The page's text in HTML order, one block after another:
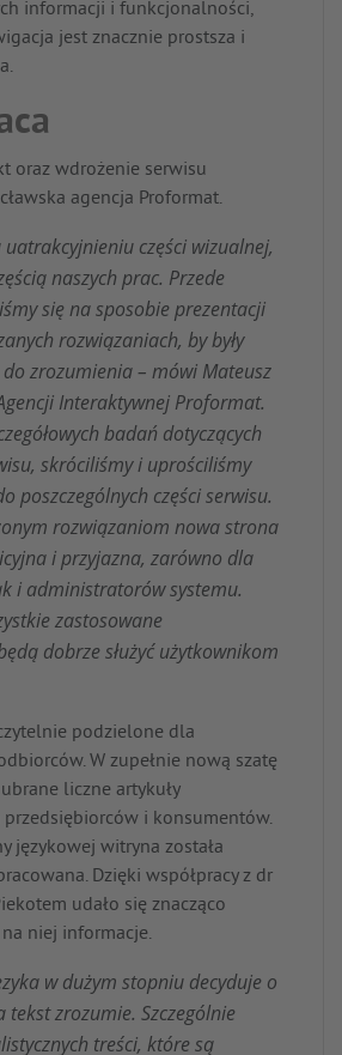
informacji i funkcjonalności,
jest znacznie prostsza i
oraz wdrożenie serwisu
agencja Proformat.
uatrakcyjnieniu części wizualnej,
naszych prac. Przede
się na sposobie prezentacji
rozwiązaniach, by były
zrozumienia – mówi Mateusz
Interaktywnej Proformat.
badań dotyczących
skróciliśmy i uprościliśmy
poszczególnych części serwisu.
rozwiązaniom nowa strona
i przyjazna, zarówno dla
i administratorów systemu.
zastosowane
dobrze służyć użytkownikom
podzielone dla
W zupełnie nową szatę
liczne artykuły
i konsumentów.
językowej witryna została
Dzięki współpracy z dr
udało się znacząco
niej informacje.
w dużym stopniu decyduje o
tekst zrozumie. Szczególnie
treści, które są